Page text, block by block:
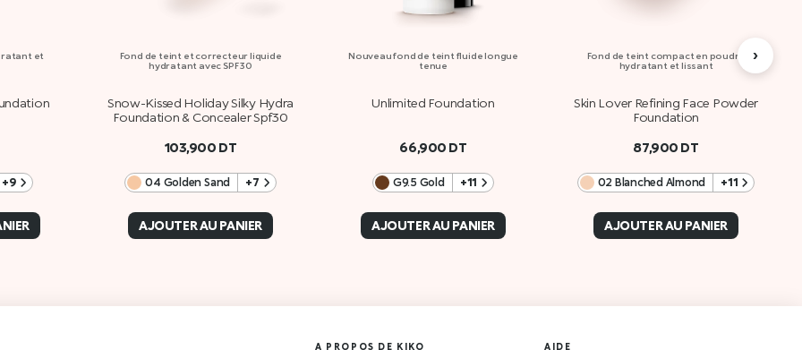
et
+9
Fond de teint et correcteur liquide
hydratant avec SPF 30
Snow-Kissed Holiday Silky Hydra
Foundation & Concealer Spf30
103,900 DT
04 Golden Sand +7
AJOUTER AU PANIER
Nouveau fond de teint fluide longue
tenue
Unlimited Foundation
66,900 DT
G9.5 Gold +11
AJOUTER AU PANIER
Fond de teint compact en poudre
hydratant et lissant
Skin Lover Refining Face Powder
Foundation
87,900 DT
02 Blanched Almond +11
AJOUTER AU PANIER
›
A PROPOS DE KIKO AIDE